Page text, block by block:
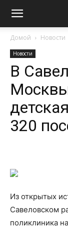
Домой Новости
Новости
В
320
Из открытых
Савеловском
поликлиника